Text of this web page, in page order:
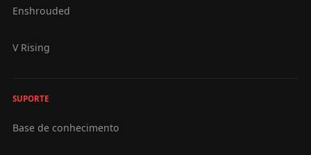
Enshrouded
V Rising
SUPORTE
Base de conhecimento